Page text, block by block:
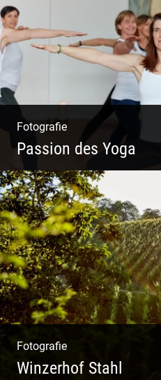
Fotografie
Passion des Yoga
Ein herzliches Team
Fotografie
Winzerhof Stahl